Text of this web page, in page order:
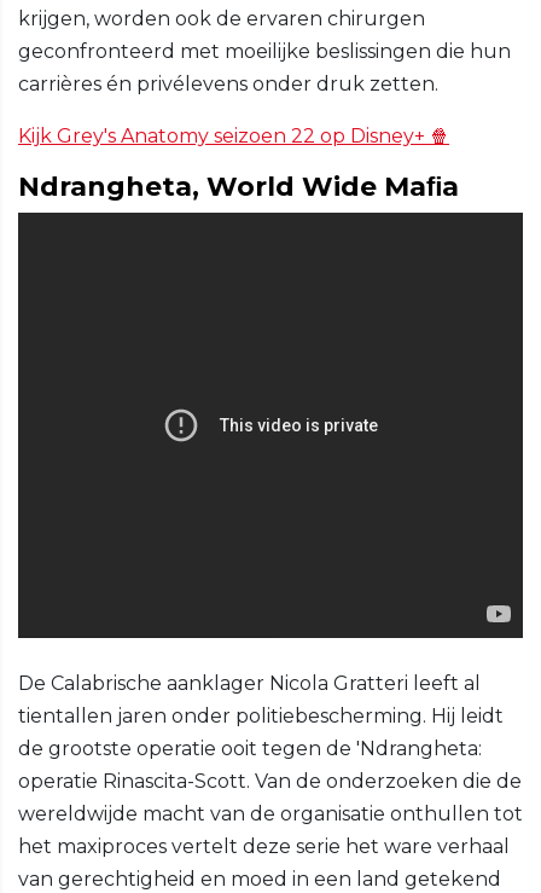
krijgen, worden ook de ervaren chirurgen
geconfronteerd met moeilijke beslissingen die hun
carrières én privélevens onder druk zetten.
Kijk Grey's Anatomy seizoen 22 op Disney+ 🍿
Ndrangheta, World Wide Maﬁa
De Calabrische aanklager Nicola Gratteri leeft al
tientallen jaren onder politiebescherming. Hij leidt
de grootste operatie ooit tegen de 'Ndrangheta:
operatie Rinascita-Scott. Van de onderzoeken die de
wereldwijde macht van de organisatie onthullen tot
het maxiproces vertelt deze serie het ware verhaal
van gerechtigheid en moed in een land getekend